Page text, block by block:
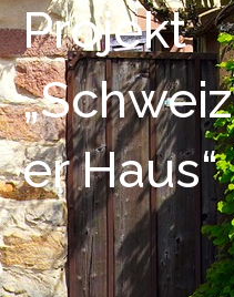
Projekt
„Schweiz
er Haus“